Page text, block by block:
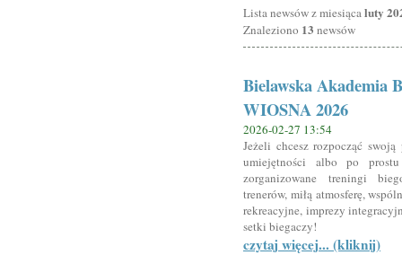
Lista newsów z miesiącaluty
Znaleziono 13 newsów
Bielawska Akademia
WIOSNA 2026
2026-02-27 13:54
Jeżeli chcesz rozpocząć
umiejętności albo po
zorganizowane treningi
trenerów, miłą atmosferę,
rekreacyjne, imprezy
setki biegaczy!
czytaj więcej... (kliknij)